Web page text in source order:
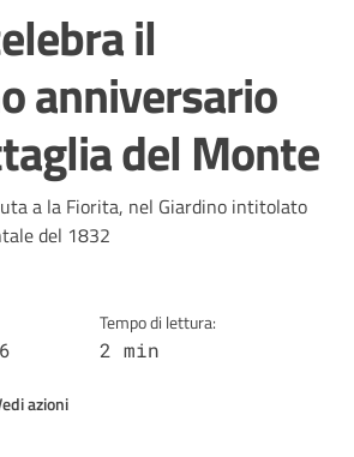
il
anniversario
del Monte
notizia
a la Fiorita, nel Giardino intitolato
del 1832
Tempo di lettura:
2 min
azioni